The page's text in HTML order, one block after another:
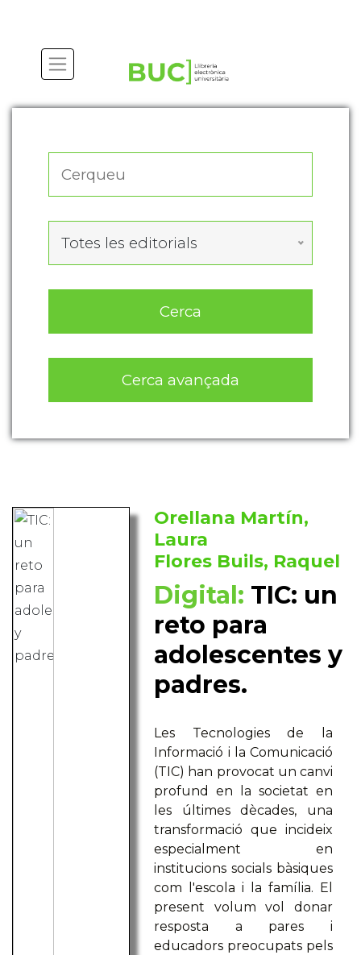
Totes les editorials
Cerca
Cerca avançada
Orellana Martín,
Laura
Flores Buils, Raquel
Digital: TIC: un
reto para
adolescentes y
padres.
Les Tecnologies de la
Informació i la Comunicació
(TIC) han provocat un canvi
profund en la societat en
les últimes dècades, una
transformació que incideix
especialment en
institucions socials bàsiques
com l'escola i la família. El
present volum vol donar
resposta a pares i
educadors preocupats pels